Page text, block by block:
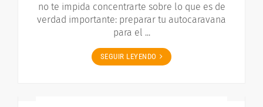
no te impida concentrarte sobre lo que es de
verdad importante: preparar tu autocaravana
para el ...
SEGUIR LEYENDO